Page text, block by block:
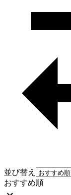
並び替え
おすすめ順